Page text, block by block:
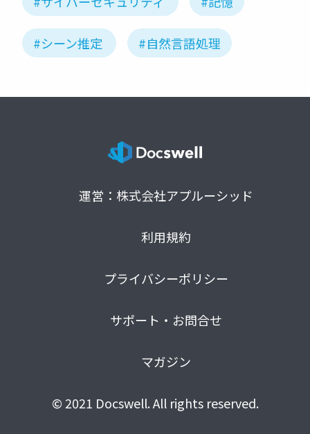
#シーン推定 #自然言語処理
運営：株式会社アプルーシッド
利用規約
プライバシーポリシー
サポート・お問合せ
マガジン
© 2021 Docswell. All rights reserved.